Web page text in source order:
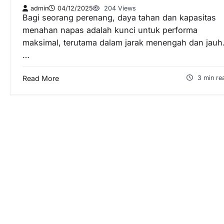
admin 04/12/2025 204 Views
Bagi seorang perenang, daya tahan dan kapasitas
menahan napas adalah kunci untuk performa
maksimal, terutama dalam jarak menengah dan
…
Read More 3 min